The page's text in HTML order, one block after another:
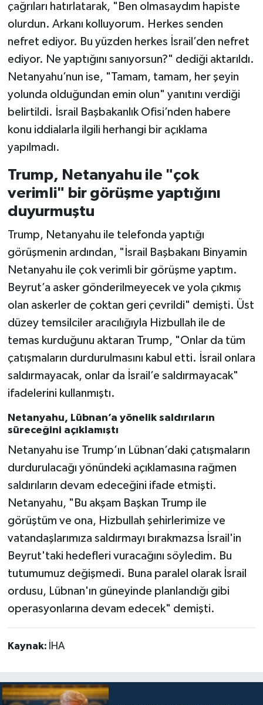
çağrıları hatırlatarak, "Ben olmasaydım hapiste
olurdun. Arkanı kolluyorum. Herkes senden
nefret ediyor. Bu yüzden herkes İsrail’den nefret
ediyor. Ne yaptığını sanıyorsun?" dediği aktarıldı.
Netanyahu’nun ise, "Tamam, tamam, her şeyin
yolunda olduğundan emin olun" yanıtını verdiği
belirtildi. İsrail Başbakanlık Ofisi’nden habere
konu iddialarla ilgili herhangi bir açıklama
yapılmadı.
Trump, Netanyahu ile "çok
verimli" bir görüşme yaptığını
duyurmuştu
Trump, Netanyahu ile telefonda yaptığı
görüşmenin ardından, "İsrail Başbakanı Binyamin
Netanyahu ile çok verimli bir görüşme yaptım.
Beyrut’a asker gönderilmeyecek ve yola çıkmış
olan askerler de çoktan geri çevrildi" demişti. Üst
düzey temsilciler aracılığıyla Hizbullah ile de
temas kurduğunu aktaran Trump, "Onlar da tüm
çatışmaların durdurulmasını kabul etti. İsrail onlara
saldırmayacak, onlar da İsrail’e saldırmayacak"
ifadelerini kullanmıştı.
Netanyahu, Lübnan’a yönelik saldırıların
süreceğini açıklamıştı
Netanyahu ise Trump’ın Lübnan’daki çatışmaların
durdurulacağı yönündeki açıklamasına rağmen
saldırıların devam edeceğini ifade etmişti.
Netanyahu, "Bu akşam Başkan Trump ile
görüştüm ve ona, Hizbullah şehirlerimize ve
vatandaşlarımıza saldırmayı bırakmazsa İsrail'in
Beyrut'taki hedefleri vuracağını söyledim. Bu
tutumumuz değişmedi. Buna paralel olarak İsrail
ordusu, Lübnan'ın güneyinde planlandığı gibi
operasyonlarına devam edecek" demişti.
Kaynak: İHA